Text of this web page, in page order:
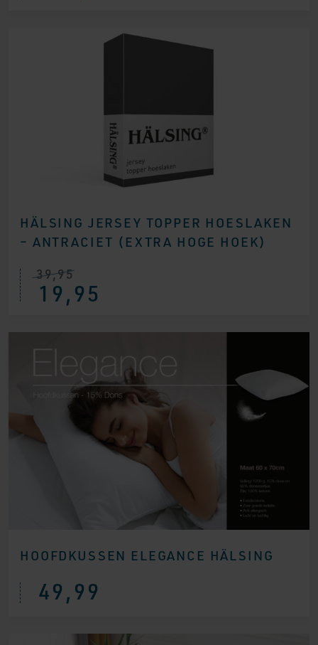
HÄLSING JERSEY TOPPER HOESLAKEN
– ANTRACIET (EXTRA HOGE HOEK)
39,95
19,95
HOOFDKUSSEN ELEGANCE HÄLSING
49,99